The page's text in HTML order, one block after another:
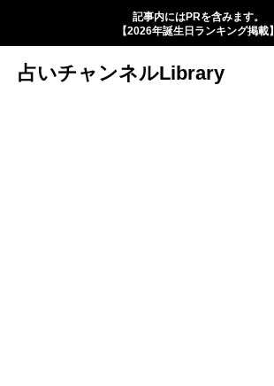
記事内にはPRを含みます。
【2026年誕生日ランキング掲載】
占いチャンネルLibrary